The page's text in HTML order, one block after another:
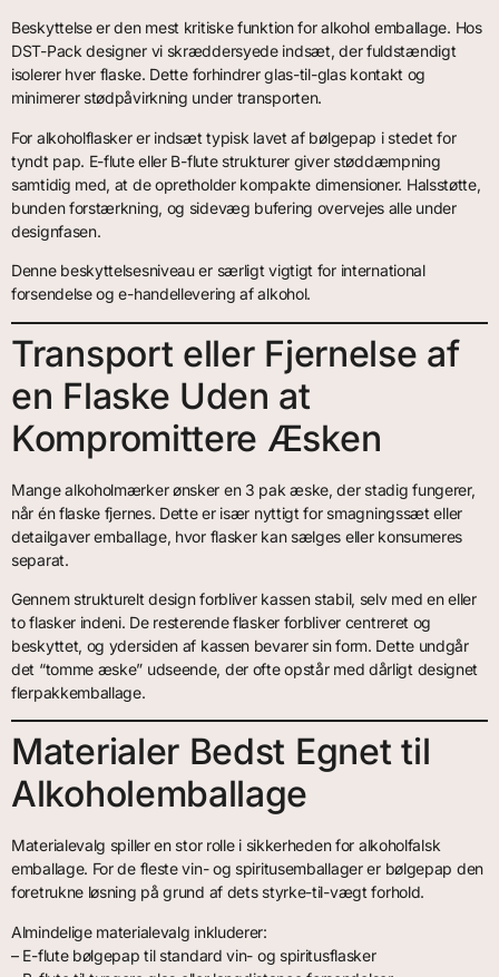
Beskyttelse er den mest kritiske funktion for alkohol emballage. Hos
DST-Pack designer vi skræddersyede indsæt, der fuldstændigt
isolerer hver flaske. Dette forhindrer glas-til-glas kontakt og
minimerer stødpåvirkning under transporten.
For alkoholflasker er indsæt typisk lavet af bølgepap i stedet for
tyndt pap. E-flute eller B-flute strukturer giver støddæmpning
samtidig med, at de opretholder kompakte dimensioner. Halsstøtte,
bunden forstærkning, og sidevæg bufering overvejes alle under
designfasen.
Denne beskyttelsesniveau er særligt vigtigt for international
forsendelse og e-handellevering af alkohol.
Transport eller Fjernelse af
en Flaske Uden at
Kompromittere Æsken
Mange alkoholmærker ønsker en 3 pak æske, der stadig fungerer,
når én flaske fjernes. Dette er især nyttigt for smagningssæt eller
detailgaver emballage, hvor flasker kan sælges eller konsumeres
separat.
Gennem strukturelt design forbliver kassen stabil, selv med en eller
to flasker indeni. De resterende flasker forbliver centreret og
beskyttet, og ydersiden af kassen bevarer sin form. Dette undgår
det “tomme æske” udseende, der ofte opstår med dårligt designet
flerpakkemballage.
Materialer Bedst Egnet til
Alkoholemballage
Materialevalg spiller en stor rolle i sikkerheden for alkoholfalsk
emballage. For de fleste vin- og spiritusemballager er bølgepap den
foretrukne løsning på grund af dets styrke-til-vægt forhold.
Almindelige materialevalg inkluderer:
– E-flute bølgepap til standard vin- og spiritusflasker